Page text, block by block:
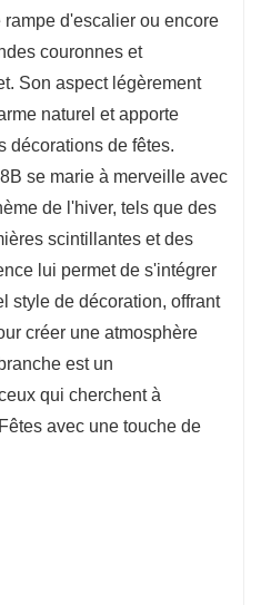
festives.
CQ23-Z056-88B
fêtes de fin d'année.
une touche de charme
un élément polyvalent
avec les décorations
Utilisée dans des
ou comme élément
cette branche crée
cohérente et raffinée.
d'escalier ou encore
couronnes et
Son aspect légèrement
naturel et apporte
décorations de fêtes.
se marie à merveille avec
de l'hiver, tels que des
scintillantes et des
lui permet de s'intégrer
style de décoration, offrant
créer une atmosphère
est un
qui cherchent à
avec une touche de